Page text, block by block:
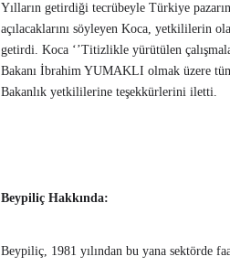
Yılların getirdiği tecrübeyle Türkiye
açılacaklarını söyleyen Koca, yetkililerin
getirdi. Koca ‘’Titizlikle yürütülen
Bakanı İbrahim YUMAKLI olmak üzere
Bakanlık yetkililerine teşekkürlerini iletti.
Beypiliç Hakkında:
Beypiliç, 1981 yılından bu yana sektörde